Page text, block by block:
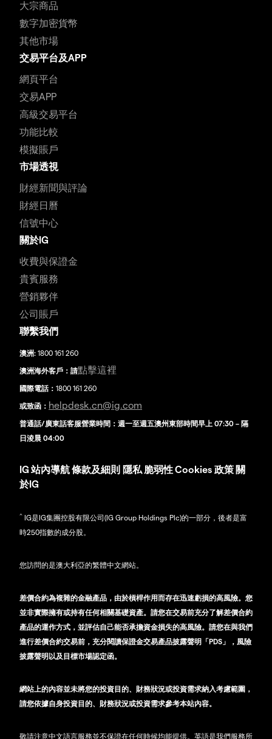
大宗商品
數字加密貨幣
其他市場
交易平台及APP
網頁平台
交易APP
高級交易平台
功能比較
模擬賬戶
市場透視
財經新聞與評論
財經日曆
信號中心
關於IG
收費與保證金
貴賓服務
營銷夥伴
公司賬戶
聯繫我們
澳洲: 1800 161 260
澳洲海外客戶：請點擊這裡
國際電話： 1800 161 260
或致函： helpdesk.cn@ig.com
普通話/廣東話客服營業時間：週一至週五澳州東部時間早上 07:30 – 隔
日淩晨 04:00
IG 站內導航條款及細則 隱私 脆弱性Cookies 政策 關
於IG
^ IG是IG集團控股有限公司(IG Group Holdings Plc)的一部分，後者是富
時250指數的成分股。
您訪問的是澳大利亞的繁體中文網站。
差價合約為複雜的金融產品，由於槓桿作用而存在迅速虧損的高風險。您
並非實際擁有或持有任何相關基礎資產。請您在交易前充分了解差價合約
產品的運作方式，並評估自己能否承擔資金損失的高風險。請您在與我們
進行差價合約交易前，充分閱讀保證金交易產品披露聲明「PDS」，風險
披露聲明以及目標市場認定函。
網站上的內容並未將您的投資目的、財務狀況或投資需求納入考慮範圍，
請您依據自身投資目的、財務狀況或投資需求參考本站內容。
敬請注意中文語言服務並不保證在任何時候均能提供。英語是我們服務所